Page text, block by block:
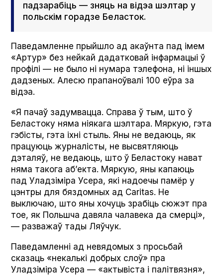
падзарабіць — зняць на відэа шэлтар у
польскім горадзе Беласток.
Паведамленне прыйшло ад акаўнта пад імем
«Артур» без нейкай дадатковай інфармацыі ў
профілі — не было ні нумара тэлефона, ні іншых
дадзеных. Алесю прапаноўвалі 100 еўра за
відэа.
«Я пачаў задумвацца. Справа ў тым, што ў
Беластоку няма ніякага шэлтара. Мяркую, гэта
гэбісты, гэта іхні стыль. Яны не ведаюць, як
працуюць журналісты, не высвятляюць
дэталяў, не ведаюць, што ў Беластоку нават
няма такога аб’екта. Мяркую, яны капаюць
пад Уладзіміра Усера, які надоечы памёр у
цэнтры для бяздомных ад Car­i­tas. Не
выключаю, што яны хочуць зрабіць сюжэт пра
тое, як Польшча давяла чалавека да смерці»,
— разважаў тады Ляўчук.
Паведамленні ад невядомых з просьбай
сказаць «некалькі добрых слоў» пра
Уладзіміра Усера — «актывіста і палітвязня»,